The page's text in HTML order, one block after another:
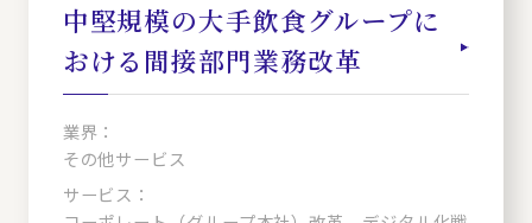
中堅規模の大手飲食グループに
おける間接部門業務改革
業界：
その他サービス
サービス：